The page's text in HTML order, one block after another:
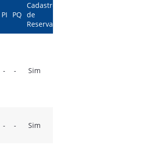
PI PQ
Cadastro
de
Reserva
- - Sim
- - Sim